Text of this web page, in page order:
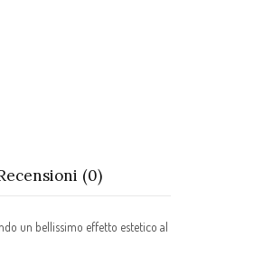
(0)
un bellissimo effetto estetico al